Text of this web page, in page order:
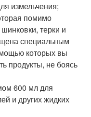
измельчения;
помимо
терки и
специальным
которых вы
продукты, не боясь
600 мл для
и других жидких